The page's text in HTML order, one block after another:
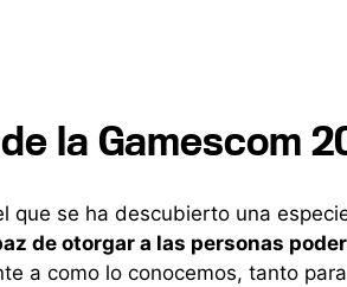
la Gamescom
que se ha descubierto una
de otorgar a las personas
a como lo conocemos, tanto